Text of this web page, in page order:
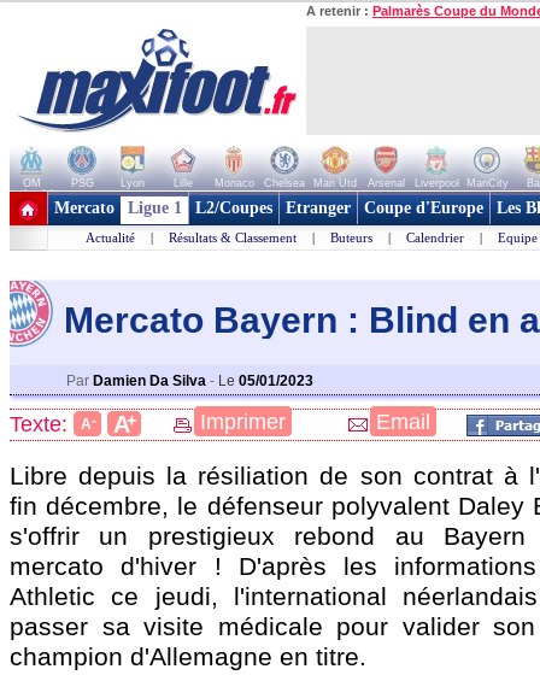
A retenir : Palmarès Coupe du
OM PSG Lyon Lille Monaco Chelsea Man Utd Arsenal Liverpool ManCity
+ de clubs
Mercato Ligue 1 L2/Coupes Etranger Coupe d'Europe Les
Actualité | Résultats & Classement | Buteurs | Calendrier | Equipe
Mercato Bayern : Blind en
Par Damien Da Silva - Le 05/01/2023
Texte: A- A+ Imprimer Email
Libre depuis la résiliation de son contrat à
fin décembre, le défenseur polyvalent Daley
s'offrir un prestigieux rebond au
mercato d'hiver ! D'après les
Athletic ce jeudi, l'international
passer sa visite médicale pour valider
champion d'Allemagne en titre.